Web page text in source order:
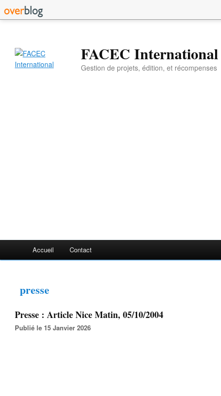
FACEC International
Gestion de projets, édition, et récompenses
Accueil Contact
presse
Presse : Article Nice Matin, 05/10/2004
Publié le 15 Janvier 2026